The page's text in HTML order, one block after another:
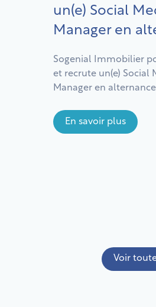
un(e) Social
Manager en
Sogenial Immobilier
et recrute un(e) Social
Manager en
En savoir plus
Voir